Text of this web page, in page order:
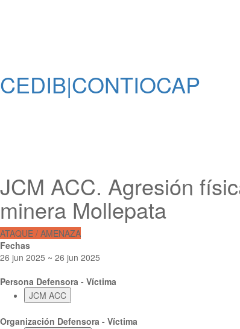
CEDIB|CONTIOCAP
JCM ACC. Agresión
minera Mollepata
ATAQUE / AMENAZA
Fechas
26 jun 2025 ~ 26 jun 2025
Persona Defensora - Víctima
JCM ACC
Organización Defensora - Víctima